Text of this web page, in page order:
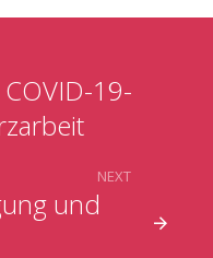
19-
und
NEXT